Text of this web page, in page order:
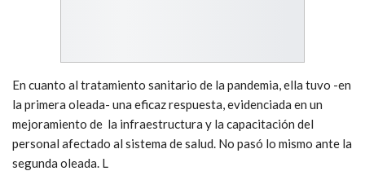
En cuanto al tratamiento sanitario de la pandemia, ella tuvo -en
la primera oleada- una eficaz respuesta, evidenciada en un
mejoramiento de la infraestructura y la capacitación del
personal afectado al sistema de salud. No pasó lo mismo ante la
segunda oleada. L